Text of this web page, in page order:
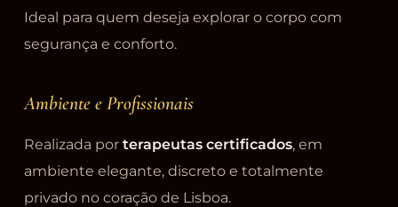
Ideal para quem deseja explorar o corpo com
segurança e conforto.
Ambiente e Profissionais
Realizada por terapeutas certificados, em
ambiente elegante, discreto e totalmente
privado no coração de Lisboa.